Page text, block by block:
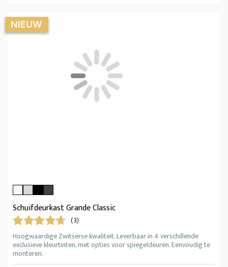
Schuifdeurkast Grande Classic
(3)
Hoogwaardige Zwitserse kwaliteit. Leverbaar in 4 verschillende
exclusieve kleurtinten, met opties voor spiegeldeuren. Eenvoudig te
monteren.